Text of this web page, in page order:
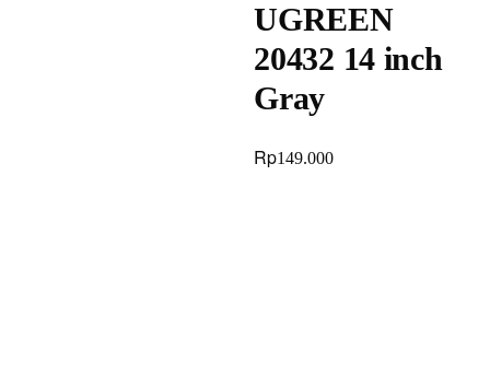
UGREEN
20432 14 inch
Gray
Rp149.000